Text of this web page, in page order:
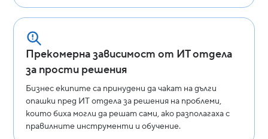
Прекомерна зависимост от ИТ отдела
за прости решения
Бизнес екипите са принудени да чакат на дълги
опашки пред ИТ отдела за решения на проблеми,
които биха могли да решат сами, ако разполагаха с
правилните инструменти и обучение.